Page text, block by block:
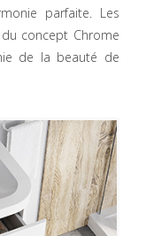
parfaite. Les
concept Chrome
de la beauté de